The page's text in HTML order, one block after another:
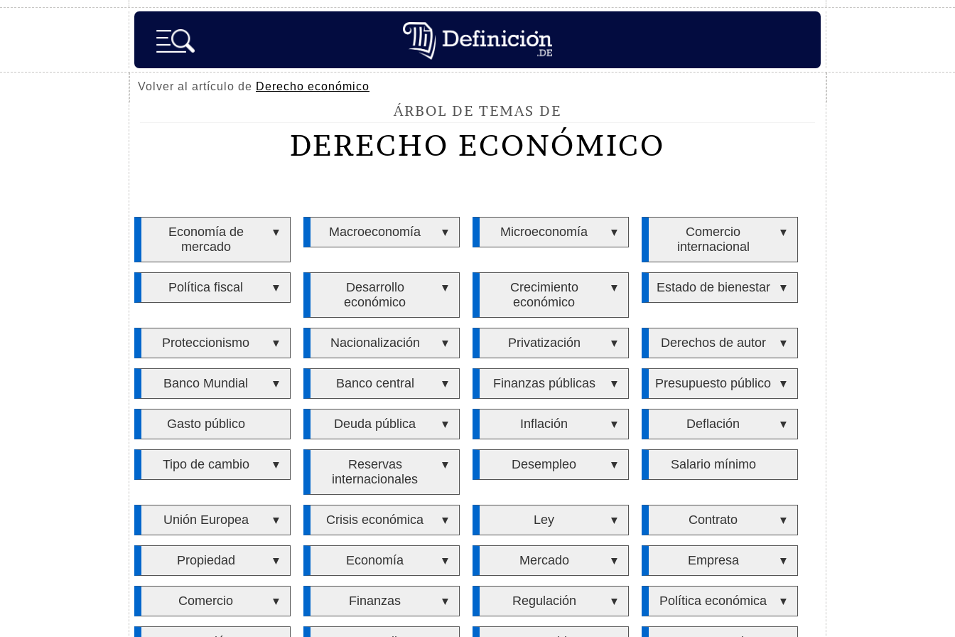
Volver al artículo de Derecho económico
ÁRBOL DE TEMAS DE
DERECHO ECONÓMICO
Economía de
mercado
▼ Macroeconomía ▼ Microeconomía ▼
Comercio
internacional
▼
Política fiscal ▼
Desarrollo
económico
▼
Crecimiento
económico
▼ Estado de bienestar ▼
Proteccionismo ▼ Nacionalización ▼ Privatización ▼ Derechos de autor ▼
Banco Mundial ▼ Banco central ▼ Finanzas públicas ▼ Presupuesto público ▼
Gasto público Deuda pública ▼ Inflación ▼ Deflación ▼
Tipo de cambio ▼
Reservas
internacionales
▼ Desempleo ▼ Salario mínimo
Unión Europea ▼ Crisis económica ▼ Ley ▼ Contrato ▼
Propiedad ▼ Economía ▼ Mercado ▼ Empresa ▼
Comercio ▼ Finanzas ▼ Regulación ▼ Política económica ▼